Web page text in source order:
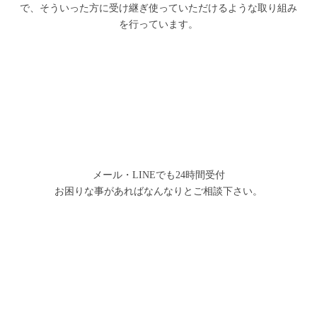
で、 そういった方に受け継ぎ使っていただけるような取り組み
を行っています。
メール・LINEでも24時間受付
お困りな事があればなんなりとご相談下さい。